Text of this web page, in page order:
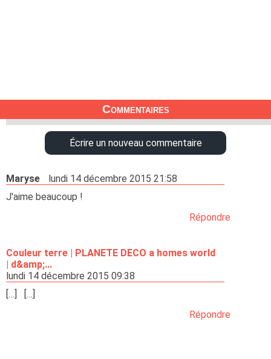
Commentaires
Écrire un nouveau commentaire
Maryse
lundi 14 décembre 2015 21:58
J'aime beaucoup !
Répondre
Couleur terre | PLANETE DECO a homes world
| d&amp;...
lundi 14 décembre 2015 09:38
[…] […]
Répondre